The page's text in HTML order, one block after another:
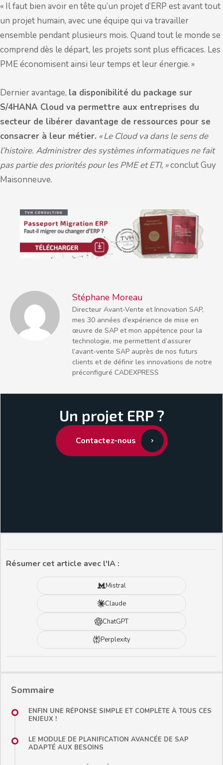
« Il faut bien avoir en tête qu’un projet d’ERP est avant tout
un projet humain, avec une équipe qui va travailler
ensemble pendant plusieurs mois. Quand tout le monde se
comprend dès le départ, les projets sont plus efficaces. Les
PME économisent ainsi leur temps et leur énergie. »
Dernier avantage, la disponibilité du package sur
S/4HANA Cloud va permettre aux entreprises du
secteur de libérer davantage de ressources pour se
consacrer à leur métier. « Le Cloud va dans le sens de
l’histoire. Administrer des systèmes informatiques ne fait
pas partie des priorités pour les PME et ETI, »conclut Guy
Maisonneuve.
Stéphane Moreau
Directeur Avant-Vente et Innovation SAP,
mes 30 années d’expérience de mise en
œuvre de SAP et mon appétence pour la
technologie, me permettent d’assurer
l’avant-vente SAP auprès de nos futurs
clients et de définir les innovations de notre
préconfiguré CADEXPRESS
Un projet ERP ?
Contactez-nous
Résumer cet article avec l'IA :
Mistral
Claude
ChatGPT
Perplexity
Sommaire
ENFIN UNE RÉPONSE SIMPLE ET COMPLÈTE À TOUS CES
ENJEUX !
LE MODULE DE PLANIFICATION AVANCÉE DE SAP
ADAPTÉ AUX BESOINS